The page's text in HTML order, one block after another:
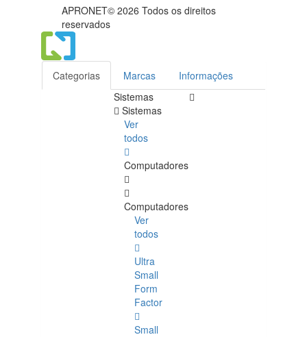
APRONET© 2026 Todos os direitos
reservados
Categorias Marcas
Informações
Sistemas
Sistemas
Ver
todos
Computadores
Computadores
Ver
todos
Ultra
Small
Form
Factor
Small